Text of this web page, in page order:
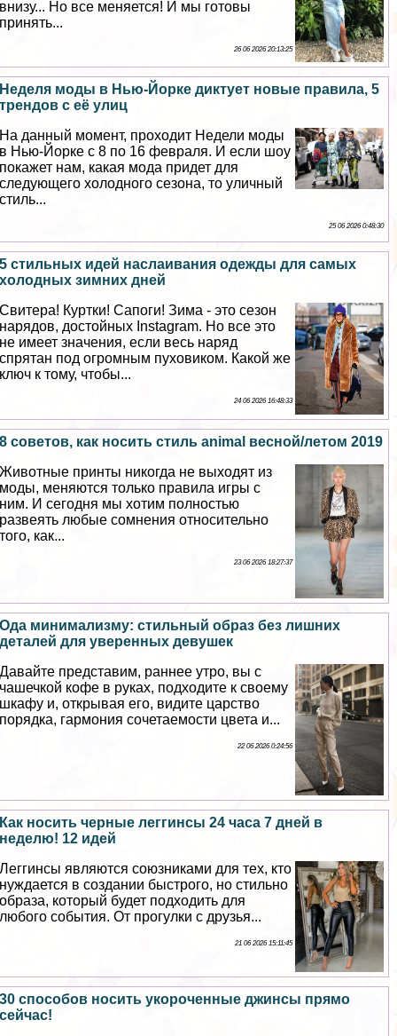
внизу... Но все меняется! И мы готовы
принять...
26 06 2026 20:13:25
Неделя моды в Нью-Йорке диктует новые правила, 5
трендов с её улиц
На данный момент, проходит Недели моды
в Нью-Йорке с 8 по 16 февраля. И если шоу
покажет нам, какая мода придет для
следующего холодного сезона, то уличный
стиль...
25 06 2026 0:48:30
5 стильных идей наслаивания одежды для самых
холодных зимних дней
Свитера! Куртки! Сапоги! Зима - это сезон
нарядов, достойных Instagram. Но все это
не имеет значения, если весь наряд
спрятан под огромным пуховиком. Какой же
ключ к тому, чтобы...
24 06 2026 16:48:33
8 советов, как носить стиль animal весной/летом 2019
Животные принты никогда не выходят из
моды, меняются только правила игры с
ним. И сегодня мы хотим полностью
развеять любые сомнения относительно
того, как...
23 06 2026 18:27:37
Ода минимализму: стильный образ без лишних
деталей для уверенных дeвyшек
Давайте представим, раннее утро, вы с
чашечкой кофе в руках, подходите к своему
шкафу и, открывая его, видите царство
порядка, гармония сочетаемости цвета и...
22 06 2026 0:24:56
Как носить черные леггинсы 24 часа 7 дней в
неделю! 12 идей
Леггинсы являются союзниками для тех, кто
нуждается в создании быстрого, но стильно
образа, который будет подходить для
любого события. От прогулки с друзья...
21 06 2026 15:11:45
30 способов носить укороченные джинсы прямо
сейчас!